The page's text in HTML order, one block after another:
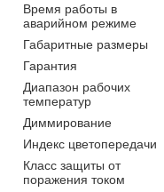
Время работы в
аварийном режиме
Габаритные размеры
Гарантия
Диапазон рабочих
температур
Диммирование
Индекс цветопередачи
Класс защиты от
поражения током